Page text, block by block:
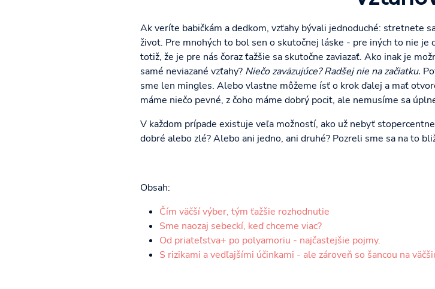
Ak veríte babičkám a dedkom, vzťahy bývali jednoduché: stretnete
život. Pre mnohých to bol sen o skutočnej láske - pre iných to nie je
totiž, že je pre nás čoraz ťažšie sa skutočne zaviazať. Ako inak je
samé neviazané vzťahy? Niečo zaväzujúce? Radšej nie na začiatku.
sme len mingles. Alebo vlastne môžeme ísť o krok ďalej a mať
máme niečo pevné, z čoho máme dobrý pocit, ale nemusíme sa
V každom prípade existuje veľa možností, ako už nebyť
dobré alebo zlé? Alebo ani jedno, ani druhé? Pozreli sme sa na to
Obsah:
Čím väčší výber, tým ťažšie rozhodnutie
Sme naozaj sebeckí, keď chceme viac?
Od priateľstva+ po polyamoriu - najčastejšie pojmy.
S rizikami a vedľajšími účinkami - ale zároveň so šancou na